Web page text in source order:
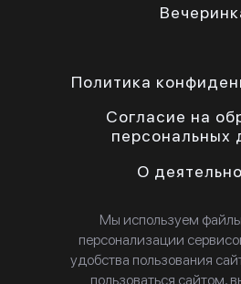
Мы используем
персонализации
удобства пользования
пользоваться сайтом,
О
Согласие на
персональных
Политика